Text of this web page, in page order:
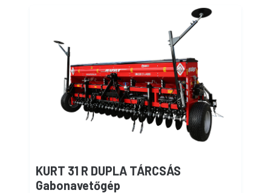
KURT 31 R DUPLA TÁRCSÁS
Gabonavetőgép